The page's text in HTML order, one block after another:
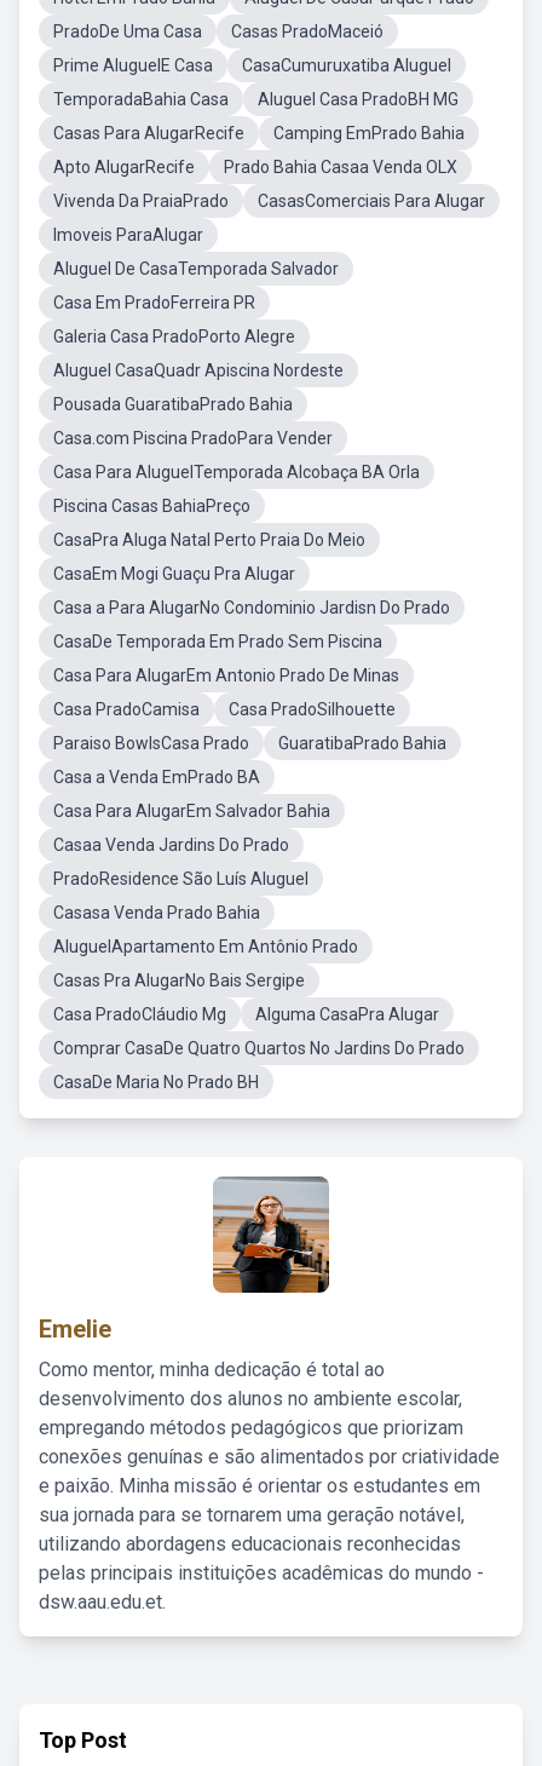
PradoDe Uma Casa
Casas PradoMaceió
Prime AluguelE Casa
CasaCumuruxatiba Aluguel
TemporadaBahia Casa
Aluguel Casa PradoBH MG
Casas Para AlugarRecife
Camping EmPrado Bahia
Apto AlugarRecife
Prado Bahia Casaa Venda OLX
Vivenda Da PraiaPrado
CasasComerciais Para Alugar
Imoveis ParaAlugar
Aluguel De CasaTemporada Salvador
Casa Em PradoFerreira PR
Galeria Casa PradoPorto Alegre
Aluguel CasaQuadr Apiscina Nordeste
Pousada GuaratibaPrado Bahia
Casa.com Piscina PradoPara Vender
Casa Para AluguelTemporada Alcobaça BA Orla
Piscina Casas BahiaPreço
CasaPra Aluga Natal Perto Praia Do Meio
CasaEm Mogi Guaçu Pra Alugar
Casa a Para AlugarNo Condominio Jardisn Do Prado
CasaDe Temporada Em Prado Sem Piscina
Casa Para AlugarEm Antonio Prado De Minas
Casa PradoCamisa
Casa PradoSilhouette
Paraiso BowlsCasa Prado
GuaratibaPrado Bahia
Casa a Venda EmPrado BA
Casa Para AlugarEm Salvador Bahia
Casaa Venda Jardins Do Prado
PradoResidence São Luís Aluguel
Casasa Venda Prado Bahia
AluguelApartamento Em Antônio Prado
Casas Pra AlugarNo Bais Sergipe
Casa PradoCláudio Mg
Alguma CasaPra Alugar
Comprar CasaDe Quatro Quartos No Jardins Do Prado
CasaDe Maria No Prado BH
Emelie
Como mentor, minha dedicação é total ao
desenvolvimento dos alunos no ambiente escolar,
empregando métodos pedagógicos que priorizam
conexões genuínas e são alimentados por criatividade
e paixão. Minha missão é orientar os estudantes em
sua jornada para se tornarem uma geração notável,
utilizando abordagens educacionais reconhecidas
pelas principais instituições acadêmicas do mundo -
dsw.aau.edu.et.
Top Post